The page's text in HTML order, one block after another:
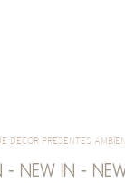
DÉCOR PRESENTES
- NEW IN -